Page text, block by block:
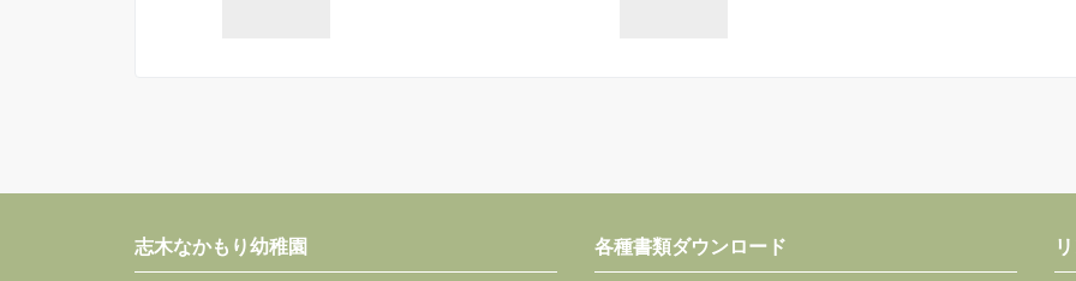
志木なかもり幼稚園 各種書類ダウンロード